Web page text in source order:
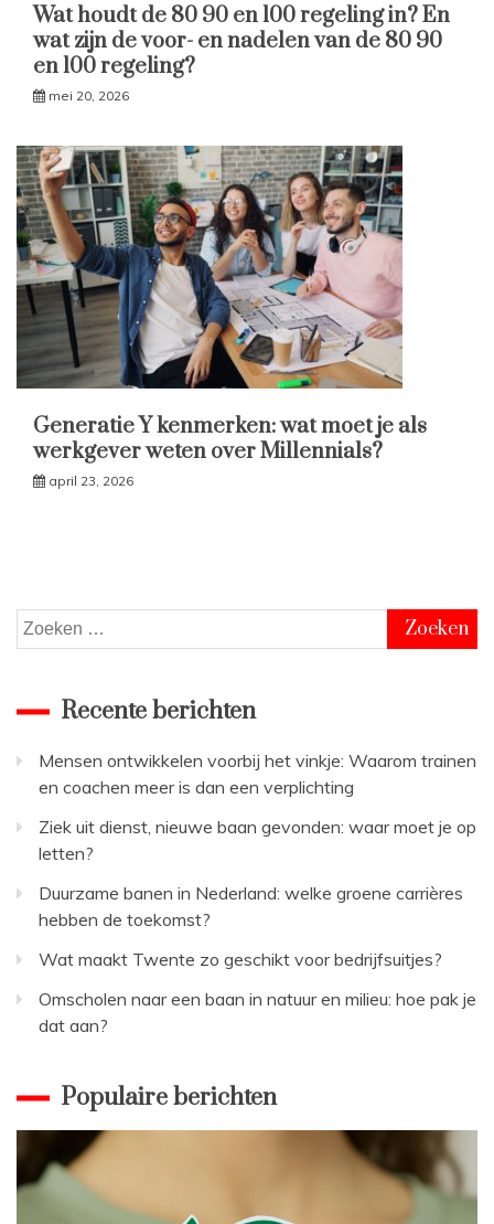
Wat houdt de 80 90 en 100 regeling in? En
wat zijn de voor- en nadelen van de 80 90
en 100 regeling?
mei 20, 2026
Generatie Y kenmerken: wat moet je als
werkgever weten over Millennials?
april 23, 2026
Zoeken
naar:
Recente berichten
Mensen ontwikkelen voorbij het vinkje: Waarom trainen
en coachen meer is dan een verplichting
Ziek uit dienst, nieuwe baan gevonden: waar moet je op
letten?
Duurzame banen in Nederland: welke groene carrières
hebben de toekomst?
Wat maakt Twente zo geschikt voor bedrijfsuitjes?
Omscholen naar een baan in natuur en milieu: hoe pak je
dat aan?
Populaire berichten